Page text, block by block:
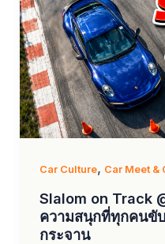
Car Culture, Car Meet &
Slalom on Track
ความสนุกที่ทุกคนขั
กระจาน